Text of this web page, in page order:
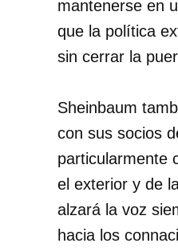
mantenerse en
que la política
sin cerrar la
Sheinbaum
con sus socios
particularmente
el exterior y de
alzará la voz
hacia los